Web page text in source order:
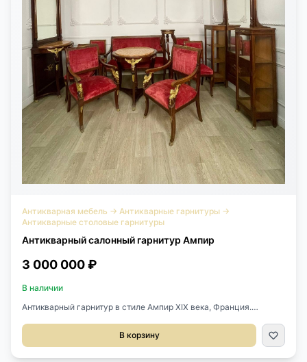
Антикварная мебель → Антикварные гарнитуры →
Антикварные столовые гарнитуры
Антикварный салонный гарнитур Ампир
3 000 000 ₽
В наличии
Антикварный гарнитур в стиле Ампир XIX века, Франция.
Оригинальная бронзовая фурнитура. Оригинальные зеркальные
полотна. Оригинальная мраморная столешница. Стол диаметр
В корзину